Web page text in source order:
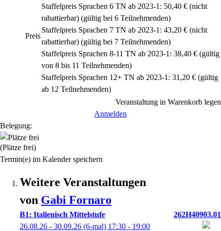
Preis
Staffelpreis Sprachen 6 TN ab 2023-1: 50,40 € (nicht
rabattierbar) (gültig bei 6 Teilnehmenden)
Staffelpreis Sprachen 7 TN ab 2023-1: 43,20 € (nicht
rabattierbar) (gültig bei 7 Teilnehmenden)
Staffelpreis Sprachen 8-11 TN ab 2023-1: 38,40 € (gültig
von 8 bis 11 Teilnehmenden)
Staffelpreis Sprachen 12+ TN ab 2023-1: 31,20 € (gültig
ab 12 Teilnehmenden)
Veranstaltung in Warenkorb legen
Anmelden
Belegung:
(Plätze frei)
Termin(e) im Kalender speichern
Weitere Veranstaltungen
von Gabi Fornaro
B1: Italienisch Mittelstufe
262H40903.01
26.08.26 - 30.09.26 (6-mal) 17:30 - 19:00